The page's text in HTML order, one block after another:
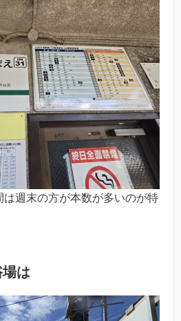
は週末の方が本数が多いのが特
は